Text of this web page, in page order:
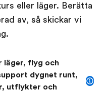
eller läger. Berätta
av, så skickar vi
läger, flyg och
dygnet runt,
utflykter och